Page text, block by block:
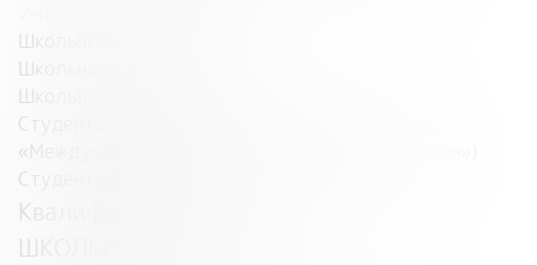
Школьники 8 класс:
Школьники 9 класс:
Школьники 10 класс:
Студенты («Информационная безопасность»,
«Международные отношения», «Юриспруденция»)
Студенты («Экономика»)
Квалификационный этап
ШКОЛЬНИКИ